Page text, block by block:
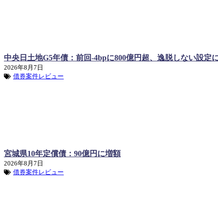
中央日土地G5年債：前回-4bpに800億円超、逸脱しない設定
2026年8月7日
債券案件レビュー
宮城県10年定償債：90億円に増額
2026年8月7日
債券案件レビュー